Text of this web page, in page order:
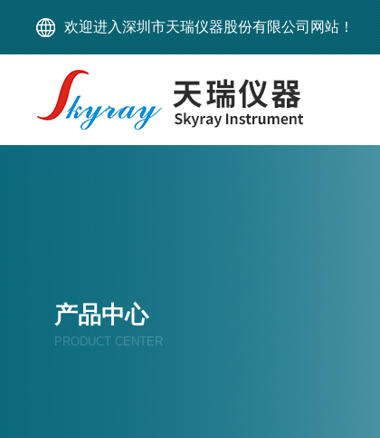
欢迎进入深圳市天瑞仪器股份有限公司网站！
产品中心
PRODUCT CENTER